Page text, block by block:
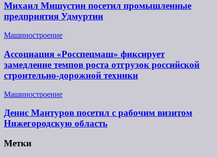
Михаил Мишустин посетил промышленные
предприятия Удмуртии
Машиностроение
Ассоциация «Росспецмаш» фиксирует
замедление темпов роста отгрузок российской
строительно-дорожной техники
Машиностроение
Денис Мантуров посетил с рабочим визитом
Нижегородскую область
Метки